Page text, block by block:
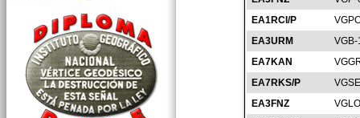
EA1RCI/P
EA3URM
VGB-
EA7KAN
EA7RKS/P
EA3FNZ